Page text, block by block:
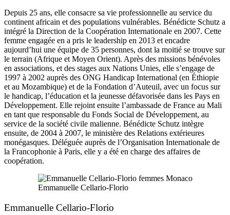
Depuis 25 ans, elle consacre sa vie professionnelle au service du
continent africain et des populations vulnérables. Bénédicte Schutz a
intégré la Direction de la Coopération Internationale en 2007. Cette
femme engagée en a pris le leadership en 2013 et encadre
aujourd’hui une équipe de 35 personnes, dont la moitié se trouve sur
le terrain (Afrique et Moyen Orient). Après des missions bénévoles
en associations, et des stages aux Nations Unies, elle s’engage de
1997 à 2002 auprès des ONG Handicap International (en Éthiopie
et au Mozambique) et de la Fondation d’Auteuil, avec un focus sur
le handicap, l’éducation et la jeunesse défavorisée dans les Pays en
Développement. Elle rejoint ensuite l’ambassade de France au Mali
en tant que responsable du Fonds Social de Développement, au
service de la société civile malienne. Bénédicte Schutz intègre
ensuite, de 2004 à 2007, le ministère des Relations extérieures
monégasques. Déléguée auprès de l’Organisation Internationale de
la Francophonie à Paris, elle y a été en charge des affaires de
coopération.
Emmanuelle Cellario-Florio
Emmanuelle Cellario-Florio